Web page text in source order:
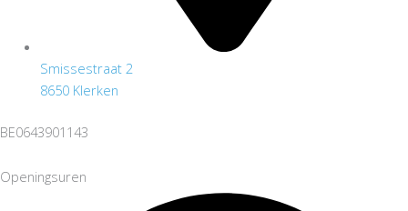
Smissestraat 2
8650 Klerken
BE0643901143
Openingsuren